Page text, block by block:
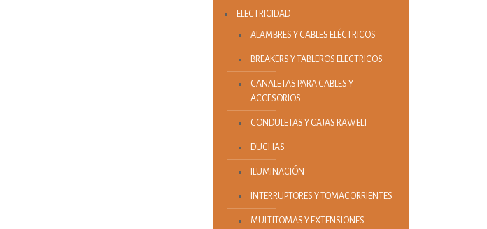
ELECTRICIDAD
ALAMBRES Y CABLES ELÉCTRICOS
BREAKERS Y TABLEROS ELECTRICOS
CANALETAS PARA CABLES Y
ACCESORIOS
CONDULETAS Y CAJAS RAWELT
DUCHAS
ILUMINACIÓN
INTERRUPTORES Y TOMACORRIENTES
MULTITOMAS Y EXTENSIONES